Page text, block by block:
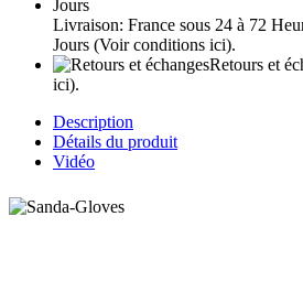
Livraison: France sous 24 à 72
Jours (Voir conditions ici).
Retours et
ici).
Description
Détails du produit
Vidéo